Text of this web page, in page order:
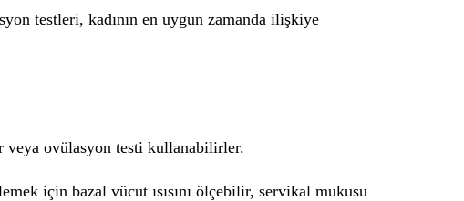
testleri, kadının en uygun zamanda ilişkiye
veya ovülasyon testi kullanabilirler.
için bazal vücut ısısını ölçebilir, servikal mukusu